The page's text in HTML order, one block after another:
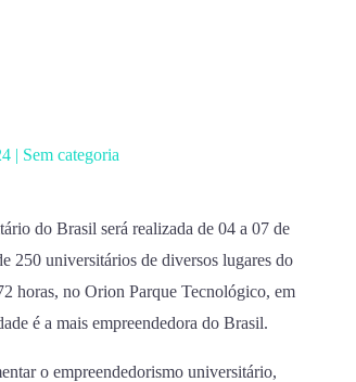
| Sem categoria
do Brasil será realizada de 04 a 07 de
250 universitários de diversos lugares do
horas, no Orion Parque Tecnológico, em
é a mais empreendedora do Brasil.
o empreendedorismo universitário,